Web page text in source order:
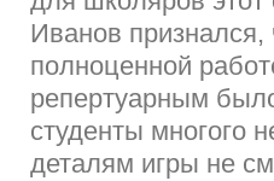
Иванов признался,
полноценной
репертуарным
студенты многого
деталям игры не